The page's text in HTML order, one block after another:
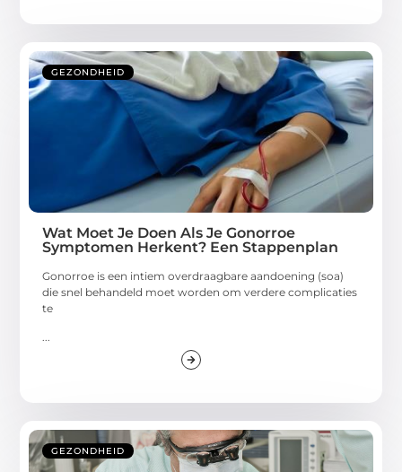
GEZONDHEID
Wat Moet Je Doen Als Je Gonorroe
Symptomen Herkent? Een Stappenplan
Gonorroe is een intiem overdraagbare aandoening (soa)
die snel behandeld moet worden om verdere complicaties
te
GEZONDHEID